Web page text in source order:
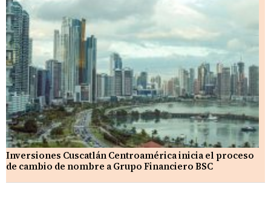
Inversiones Cuscatlán Centroamérica inicia el proceso
de cambio de nombre a Grupo Financiero BSC